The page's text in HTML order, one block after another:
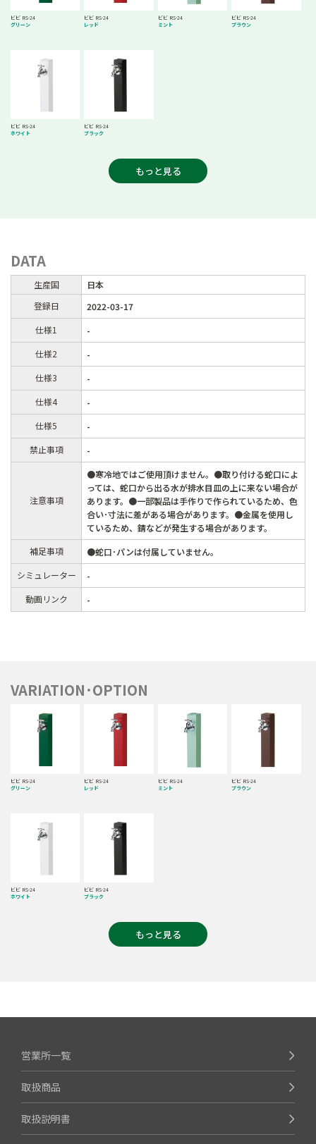
ビビ RS-24
グリーン
ビビ RS-24
レッド
ビビ RS-24
ミント
ビビ RS-24
ブラウン
ビビ RS-24
ホワイト
ビビ RS-24
ブラック
もっと見る
DATA
生産国
日本
登録日
2022-03-17
仕様1
-
仕様2
-
仕様3
-
仕様4
-
仕様5
-
禁止事項
-
注意事項
●寒冷地ではご使用頂けません。●取り付ける蛇口によ
っては、蛇口から出る水が排水目皿の上に来ない場合が
あります。●一部製品は手作りで作られているため、色
合い･寸法に差がある場合があります。●金属を使用し
ているため、錆などが発生する場合があります。
補足事項
●蛇口･パンは付属していません。
シミュレーター
-
動画リンク
-
VARIATION･OPTION
ビビ RS-24
グリーン
ビビ RS-24
レッド
ビビ RS-24
ミント
ビビ RS-24
ブラウン
ビビ RS-24
ホワイト
ビビ RS-24
ブラック
もっと見る
営業所一覧
取扱商品
取扱説明書